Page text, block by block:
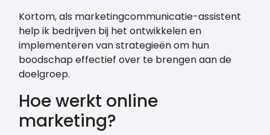
Kortom, als marketingcommunicatie-assistent
help ik bedrijven bij het ontwikkelen en
implementeren van strategieën om hun
boodschap effectief over te brengen aan de
doelgroep.
Hoe werkt online
marketing?